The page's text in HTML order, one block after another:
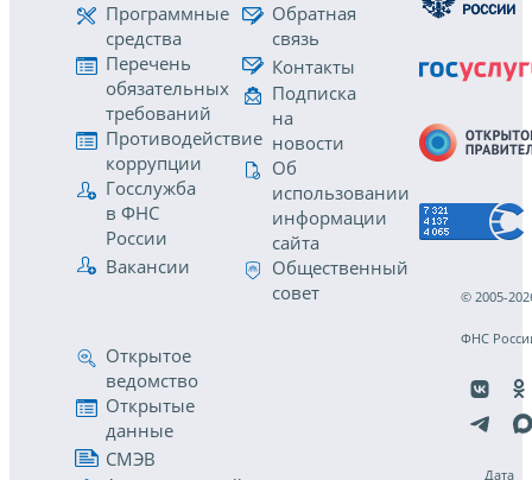
Программные
средства
Перечень
обязательных
требований
Противодействие
коррупции
Госслужба
в ФНС
России
Вакансии
Обратная
связь
Контакты
Подписка
на
новости
Об
использовании
информации
сайта
Общественный
совет
Открытое
ведомство
Открытые
данные
СМЭВ
© 2005-
ФНС
Дата